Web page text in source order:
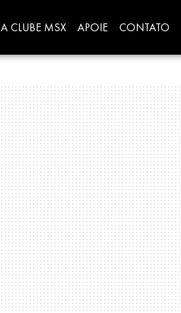
CLUBE MSX APOIE CONTATO